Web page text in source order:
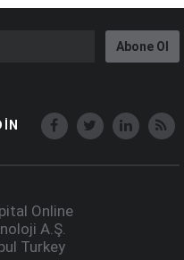
Abone Ol
Online
A.Ş.
Turkey